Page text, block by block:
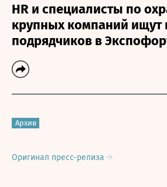
HR и специалисты по
крупных компаний ищут
подрядчиков в
Архив
Оригинал пресс-релиза